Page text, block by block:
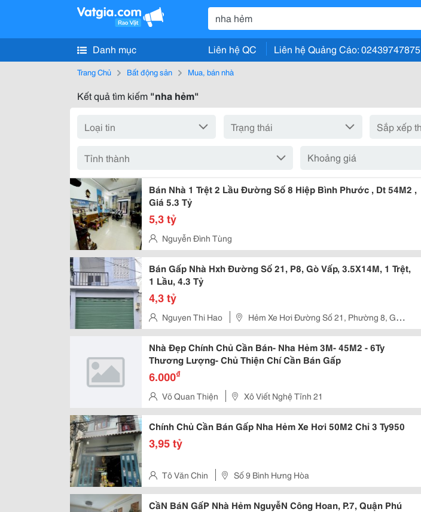
Danh mục Liên hệ QC Liên hệ Quảng Cáo: 02439747875
Trang Chủ Bất động sản Mua, bán nhà
Kết quả tìm kiếm "nha hẻm"
Khoảng giá
Bán Nhà 1 Trệt 2 Lầu Đường Số 8 Hiệp Bình Phước , Dt 54M2 ,
Giá 5.3 Tỷ
5,3 tỷ
Nguyễn Đình Tùng
Bán Gấp Nhà Hxh Đường Số 21, P8, Gò Vấp, 3.5X14M, 1 Trệt,
1 Lầu, 4.3 Tỷ
4,3 tỷ
Nguyen Thi Hao
Hẻm Xe Hơi Đường Số 21, Phường 8, Gò
Vấp (Đối Diện Mercedes Benz Quang Trung)
Nhà Đẹp Chính Chủ Cần Bán- Nha Hẻm 3M- 45M2 - 6Ty
Thương Lượng- Chủ Thiện Chí Cần Bán Gấp
6.000₫
Võ Quan Thiện Xô Viết Nghệ Tĩnh 21
Chính Chủ Cần Bán Gấp Nha Hẻm Xe Hơi 50M2 Chỉ 3 Ty950
3,95 tỷ
Tô Văn Chin Số 9 Bình Hưng Hòa
CầN BáN GấP Nhà Hẻm NguyễN Công Hoan, P.7, Quận Phú